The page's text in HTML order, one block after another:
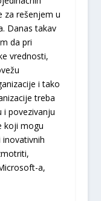
za rešenjem u
Danas takav
da pri
vrednosti,
i tako
treba
i povezivanju
koji mogu
a,